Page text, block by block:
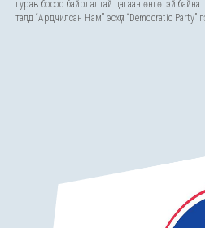
гурав босоо байрлалтай цагаан өнгөтэй
талд “Ардчилсан Нам” эсхүл “Democratic Party”